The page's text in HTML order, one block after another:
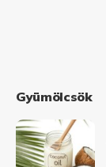
Gyümölcsök